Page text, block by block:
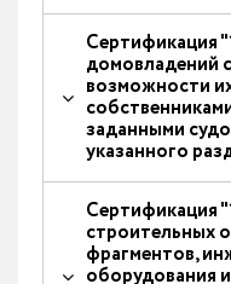
Сертификация
домовладений
возможности
заданными
указанного
Сертификация
строительных
фрагментов,
оборудования